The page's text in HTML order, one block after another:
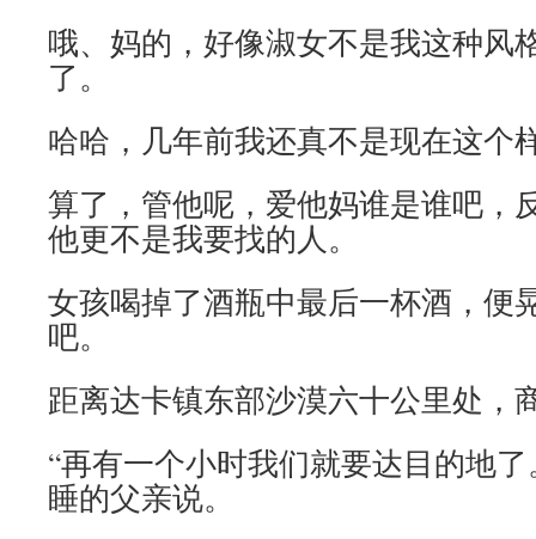
哦、妈的，好像淑女不是我这种风
了。
哈哈，几年前我还真不是现在这个
算了，管他呢，爱他妈谁是谁吧，
他更不是我要找的人。
女孩喝掉了酒瓶中最后一杯酒，便
吧。
距离达卡镇东部沙漠六十公里处，
“再有一个小时我们就要达目的地
睡的父亲说。